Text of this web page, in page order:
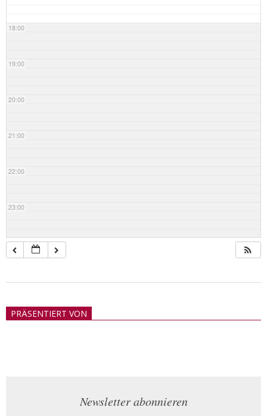
18:00
19:00
20:00
21:00
22:00
23:00
21PRÄSENTIERT VON
Newsletter abonnieren